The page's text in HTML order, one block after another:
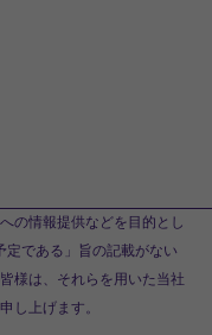
の情報提供などを目的とし
である」旨の記載がない
様は、それらを用いた当社
し上げます。